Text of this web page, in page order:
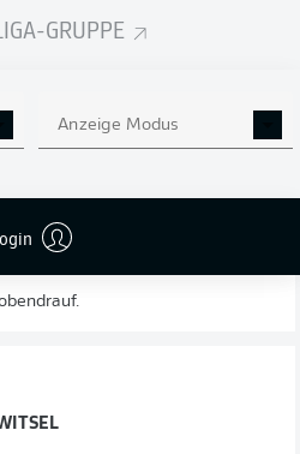
GRUPPE
Anzeige Modus
Tor
Abseits?
Kein Tor